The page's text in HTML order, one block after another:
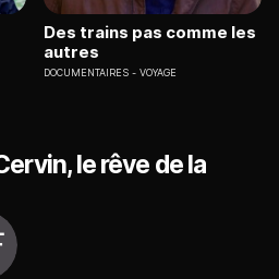
Des trains pas comme les
autres
DOCUMENTAIRES VOYAGE
le rêve de la